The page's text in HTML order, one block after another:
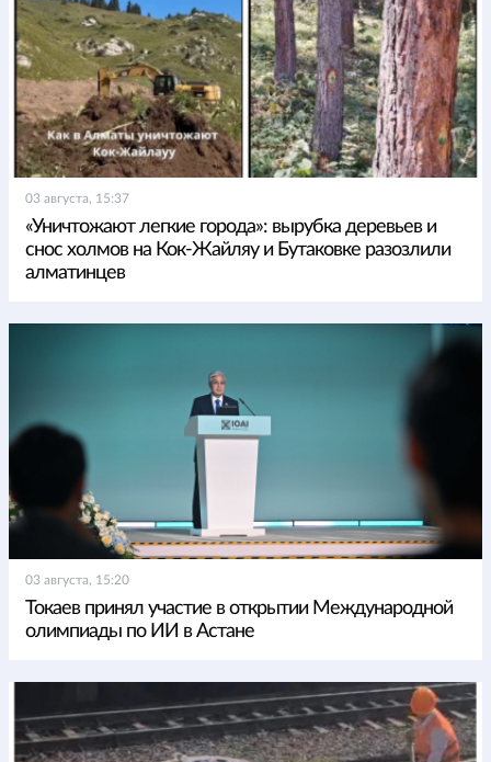
03 августа, 15:37
«Уничтожают легкие города»: вырубка деревьев и
снос холмов на Кок-Жайляу и Бутаковке разозлили
алматинцев
03 августа, 15:20
Токаев принял участие в открытии Международной
олимпиады по ИИ в Астане